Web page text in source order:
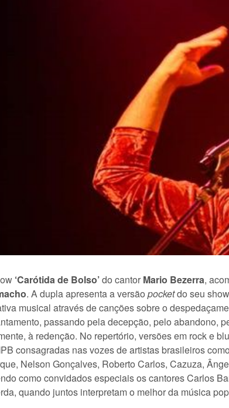
‘Carótida de Bolso’do cantor Mario Bezerra,
. A dupla apresenta a versão pocketdo seu
musical através de canções sobre o
passando pela decepção, pelo abandono,
à redenção. No repertório, versões em rock e
consagradas nas vozes de artistas brasileiros
Nelson Gonçalves, Roberto Carlos, Cazuza,
como convidados especiais os cantores Carlos
quando juntos interpretam o melhor da música